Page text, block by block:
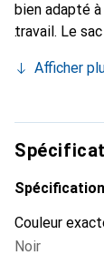
bien adapté
travail. Le
système de
dispose d'un
rembourré
toute
MacBook Pro
accessoires,
intérieure
Afficher
Couleur
Noir